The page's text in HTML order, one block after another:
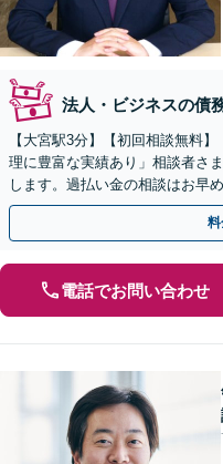
法人・ビジネスの債
【大宮駅3分】【初回相談無料
理に豊富な実績あり」相談者さ
します。過払い金の相談はお早
理したい方は任意整理を」【分
料
電話でお問い合わせ